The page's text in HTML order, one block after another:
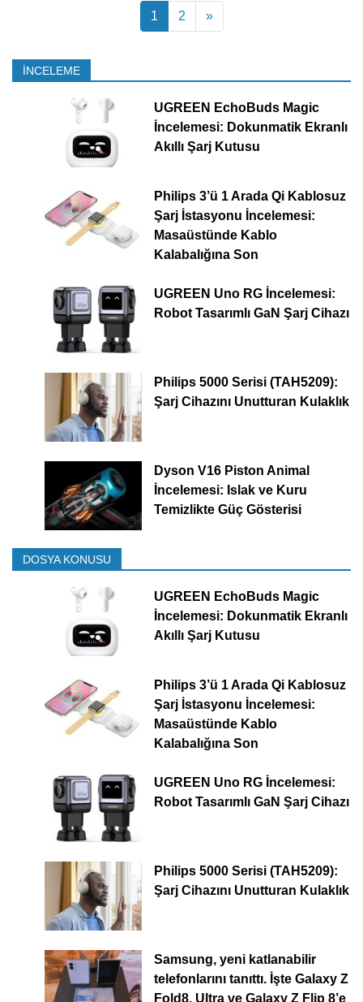
Yazı dolaşımı
1 2 »
İNCELEME
UGREEN EchoBuds Magic
İncelemesi: Dokunmatik Ekranlı
Akıllı Şarj Kutusu
Philips 3’ü 1 Arada Qi Kablosuz
Şarj İstasyonu İncelemesi:
Masaüstünde Kablo
Kalabalığına Son
UGREEN Uno RG İncelemesi:
Robot Tasarımlı GaN Şarj Cihazı
Philips 5000 Serisi (TAH5209):
Şarj Cihazını Unutturan Kulaklık
Dyson V16 Piston Animal
İncelemesi: Islak ve Kuru
Temizlikte Güç Gösterisi
DOSYA KONUSU
UGREEN EchoBuds Magic
İncelemesi: Dokunmatik Ekranlı
Akıllı Şarj Kutusu
Philips 3’ü 1 Arada Qi Kablosuz
Şarj İstasyonu İncelemesi:
Masaüstünde Kablo
Kalabalığına Son
UGREEN Uno RG İncelemesi:
Robot Tasarımlı GaN Şarj Cihazı
Philips 5000 Serisi (TAH5209):
Şarj Cihazını Unutturan Kulaklık
Samsung, yeni katlanabilir
telefonlarını tanıttı. İşte Galaxy Z
Fold8, Ultra ve Galaxy Z Flip 8’e